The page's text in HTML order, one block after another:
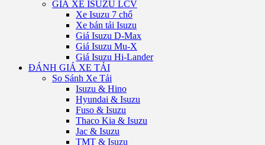
GIÁ XE ISUZU LCV
Xe Isuzu 7 chổ
Xe bán tải Isuzu
Giá Isuzu D-Max
Giá Isuzu Mu-X
Giá Isuzu Hi-Lander
ĐÁNH GIÁ XE TẢI
So Sánh Xe Tải
Isuzu & Hino
Hyundai & Isuzu
Fuso & Isuzu
Thaco Kia & Isuzu
Jac & Isuzu
TMT & Isuzu